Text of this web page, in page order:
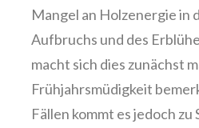
Mangel an Holzenergie in
Aufbruchs und des
macht sich dies zunächst
Frühjahrsmüdigkeit
Fällen kommt es jedoch